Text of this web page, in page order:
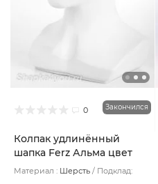
0 Закончился
Колпак удлинённый
шапка Ferz Альма цвет
Коралловый
Материал : Шерсть
Подклад: